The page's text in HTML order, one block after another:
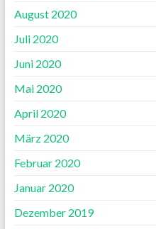
August 2020
Juli 2020
Juni 2020
Mai 2020
April 2020
März 2020
Februar 2020
Januar 2020
Dezember 2019